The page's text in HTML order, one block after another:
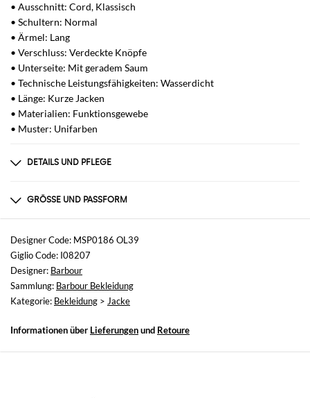
• Ausschnitt: Cord, Klassisch
• Schultern: Normal
• Ärmel: Lang
• Verschluss: Verdeckte Knöpfe
• Unterseite: Mit geradem Saum
• Technische Leistungsfähigkeiten: Wasserdicht
• Länge: Kurze Jacken
• Materialien: Funktionsgewebe
• Muster: Unifarben
DETAILS UND PFLEGE
_
GRÖSSE UND PASSFORM
Größen
nicht verfügbar
Größe und Passform
Normale Passform
Designer Code: MSP0186 OL39
Giglio Code: I08207
Designer: Barbour
Sammlung: Barbour Bekleidung
Kategorie: Bekleidung > Jacke
Informationen über Lieferungenund Retoure